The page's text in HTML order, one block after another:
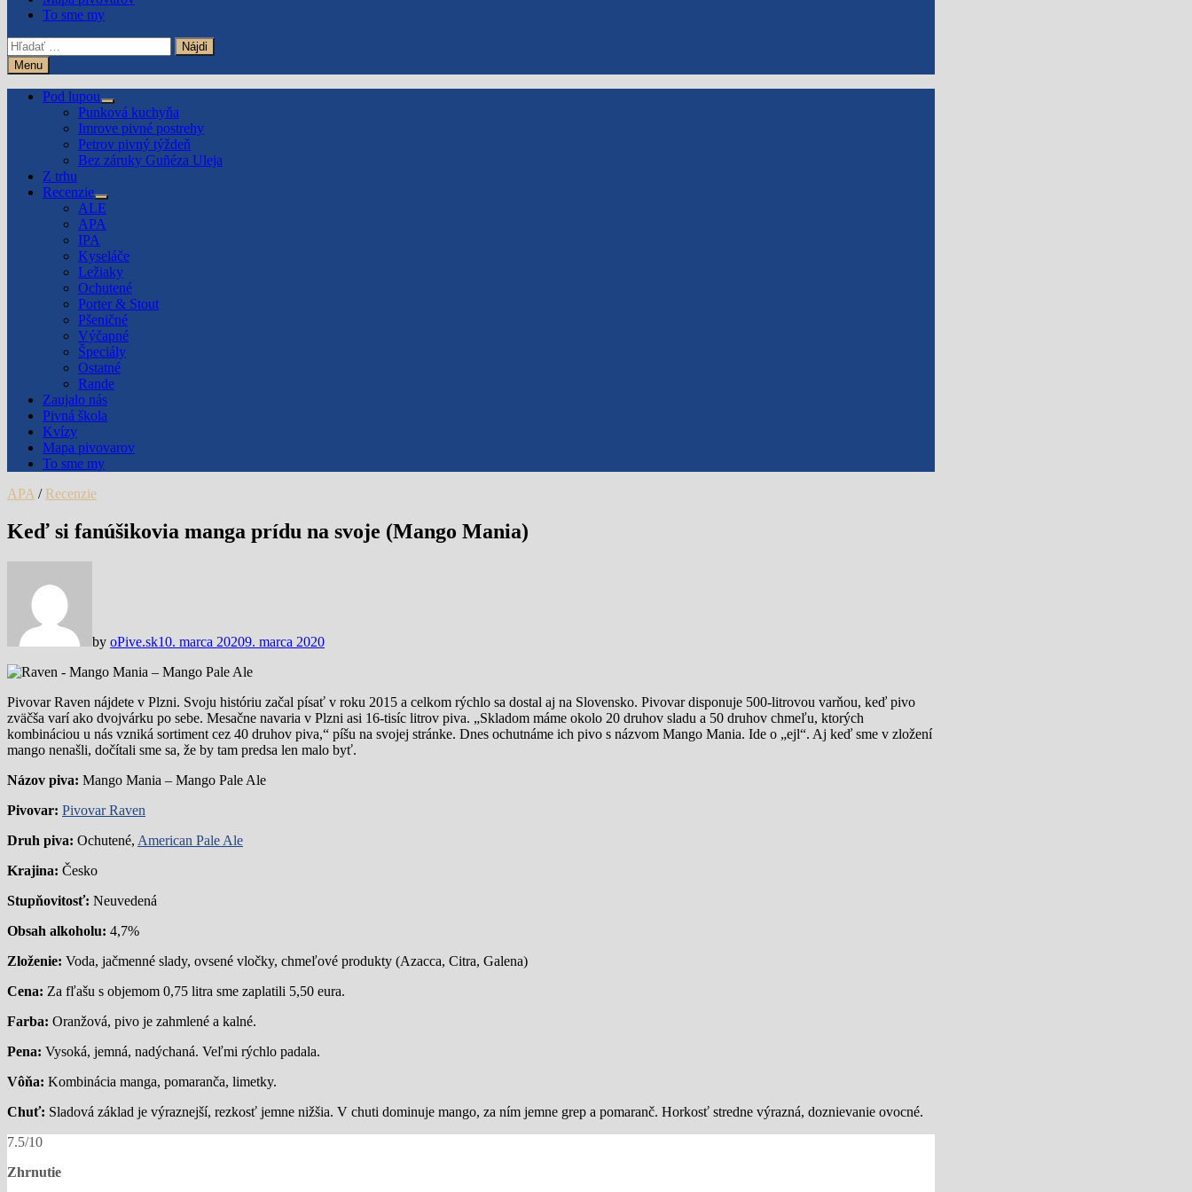
To sme my
Hľadať:
Menu
Pod lupou
Show
sub
menu
Punková kuchyňa
Imrove pivné postrehy
Petrov pivný týždeň
Bez záruky Guñéza Uleja
Z trhu
Recenzie
Show
sub
menu
ALE
APA
IPA
Kyseláče
Ležiaky
Ochutené
Porter & Stout
Pšeničné
Výčapné
Špeciály
Ostatné
Rande
Zaujalo nás
Pivná škola
Kvízy
Mapa pivovarov
To sme my
APA / Recenzie
Keď si fanúšikovia manga prídu na svoje (Mango Mania)
by oPive.sk10. marca 20209. marca 2020
Pivovar Raven nájdete v Plzni. Svoju históriu začal písať v roku 2015 a celkom rýchlo sa dostal aj na Slovensko. Pivovar disponuje 500-litrovou varňou, keď pivo
zväčša varí ako dvojvárku po sebe. Mesačne navaria v Plzni asi 16-tisíc litrov piva. „Skladom máme okolo 20 druhov sladu a 50 druhov chmeľu, ktorých
kombináciou u nás vzniká sortiment cez 40 druhov piva,“ píšu na svojej stránke. Dnes ochutnáme ich pivo s názvom Mango Mania. Ide o „ejl“. Aj keď sme v zložení
mango nenašli, dočítali sme sa, že by tam predsa len malo byť.
Názov piva: Mango Mania – Mango Pale Ale
Pivovar: Pivovar Raven
Druh piva: Ochutené, American Pale Ale
Krajina: Česko
Stupňovitosť: Neuvedená
Obsah alkoholu: 4,7%
Zloženie: Voda, jačmenné slady, ovsené vločky, chmeľové produkty (Azacca, Citra, Galena)
Cena: Za fľašu s objemom 0,75 litra sme zaplatili 5,50 eura.
Farba: Oranžová, pivo je zahmlené a kalné.
Pena: Vysoká, jemná, nadýchaná. Veľmi rýchlo padala.
Vôňa: Kombinácia manga, pomaranča, limetky.
Chuť: Sladová základ je výraznejší, rezkosť jemne nižšia. V chuti dominuje mango, za ním jemne grep a pomaranč. Horkosť stredne výrazná, doznievanie ovocné.
7.5/10
Zhrnutie